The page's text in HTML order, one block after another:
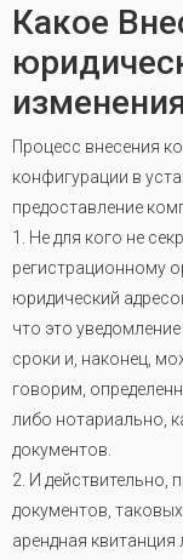
Какое
Процесс внесения
конфигурации в
предоставление
1. Не для кого не
регистрационному
юридический
что это
сроки и, наконец,
говорим,
либо нотариально,
документов.
2. И действительно,
документов,
арендная